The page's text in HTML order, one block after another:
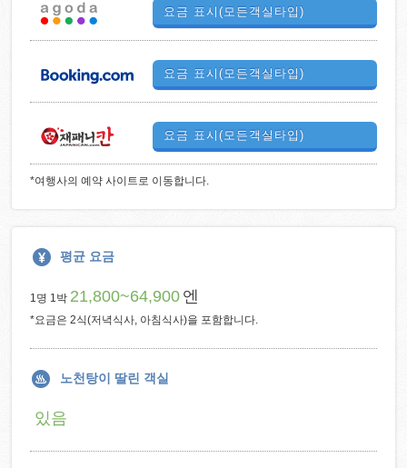
요금 표시(모든객실타입)
요금 표시(모든객실타입)
요금 표시(모든객실타입)
*여행사의 예약 사이트로 이동합니다.
평균 요금
1명 1박 21,800~64,900 엔
*요금은 2식(저녁식사, 아침식사)을 포함합니다.
노천탕이 딸린 객실
있음